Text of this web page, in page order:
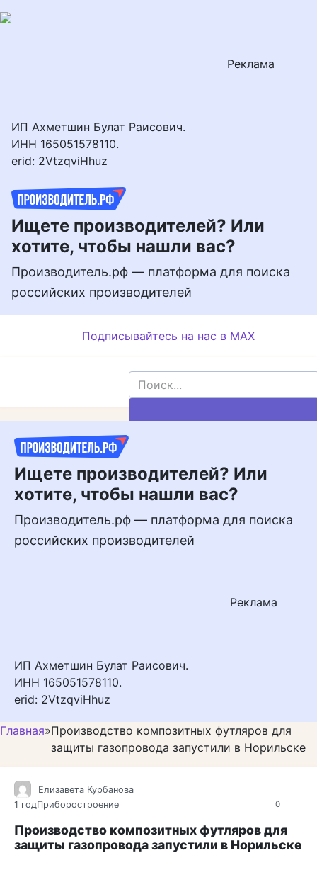
к
Реклама
ИП Ахметшин Булат Раисович.
ИНН 165051578110.
erid: 2VtzqviHhuz
Ищете производителей? Или
хотите, чтобы нашли вас?
Производитель.рф — платформа для поиска
российских производителей
Подписывайтесь на нас в MAX
Подписывайтесь
на нас в MAX
Ищете производителей? Или
хотите, чтобы нашли вас?
Производитель.рф — платформа для поиска
российских производителей
Реклама
ИП Ахметшин Булат Раисович.
ИНН 165051578110.
erid: 2VtzqviHhuz
Главная»Производство композитных футляров для
защиты газопровода запустили в Норильске
0
Елизавета Курбанова
1 годПриборостроение
Производство композитных футляров для
защиты газопровода запустили в Норильске